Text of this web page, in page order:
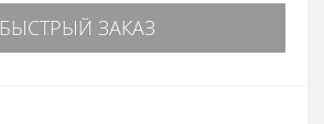
БЫСТРЫЙ ЗАКАЗ